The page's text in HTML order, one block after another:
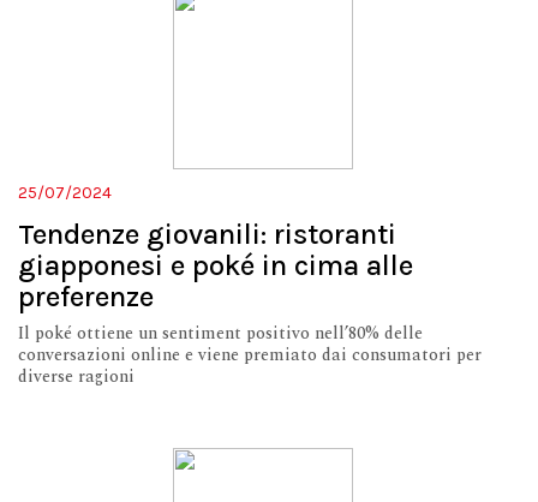
25/07/2024
Tendenze giovanili: ristoranti
giapponesi e poké in cima alle
preferenze
Il poké ottiene un sentiment positivo nell’80% delle
conversazioni online e viene premiato dai consumatori per
diverse ragioni